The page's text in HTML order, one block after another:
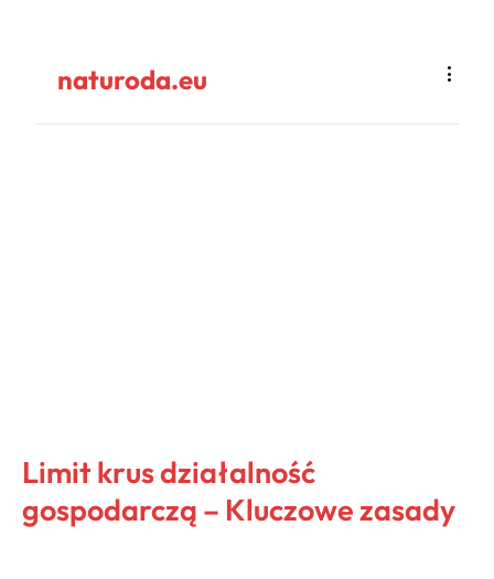
naturoda.eu
Limit krus działalność
gospodarczą – Kluczowe zasady